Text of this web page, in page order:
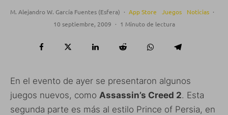
M. Alejandro W. García Fuentes (Esfera) · App Store Juegos Noticias ·
10 septiembre, 2009 · 1 Minuto de lectura
En el evento de ayer se presentaron algunos
juegos nuevos, como Assassin’s Creed 2. Esta
segunda parte es más al estilo Prince of Persia, en